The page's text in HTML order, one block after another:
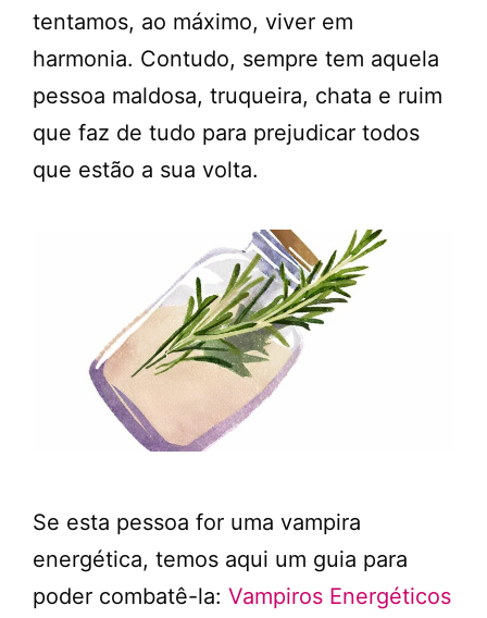
tentamos, ao máximo, viver em
harmonia. Contudo, sempre tem aquela
pessoa maldosa, truqueira, chata e ruim
que faz de tudo para prejudicar todos
que estão a sua volta.
Se esta pessoa for uma vampira
energética, temos aqui um guia para
poder combatê-la: Vampiros Energéticos